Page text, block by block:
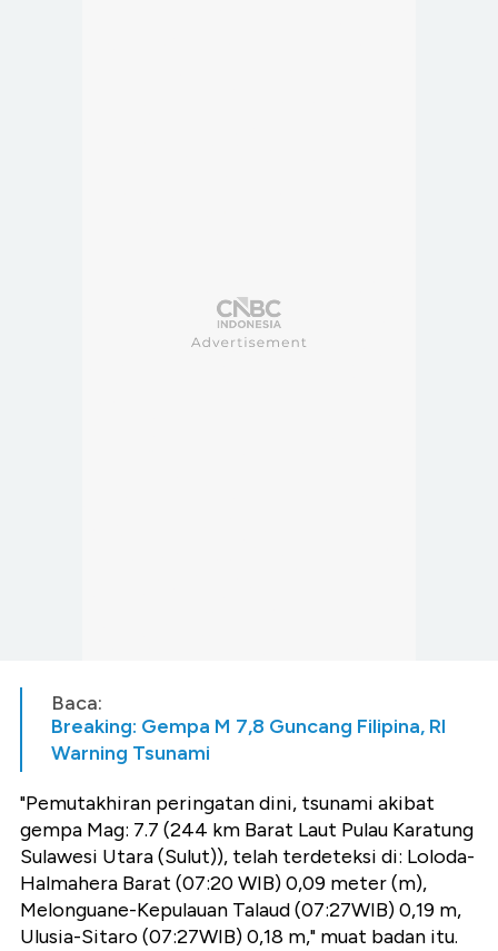
Baca:
Breaking: Gempa M 7,8 Guncang Filipina, RI
Warning Tsunami
"Pemutakhiran peringatan dini, tsunami akibat
gempa Mag: 7.7 (244 km Barat Laut Pulau Karatung
Sulawesi Utara (Sulut)), telah terdeteksi di: Loloda-
Halmahera Barat (07:20 WIB) 0,09 meter (m),
Melonguane-Kepulauan Talaud (07:27WIB) 0,19 m,
Ulusia-Sitaro (07:27WIB) 0,18 m," muat badan itu.